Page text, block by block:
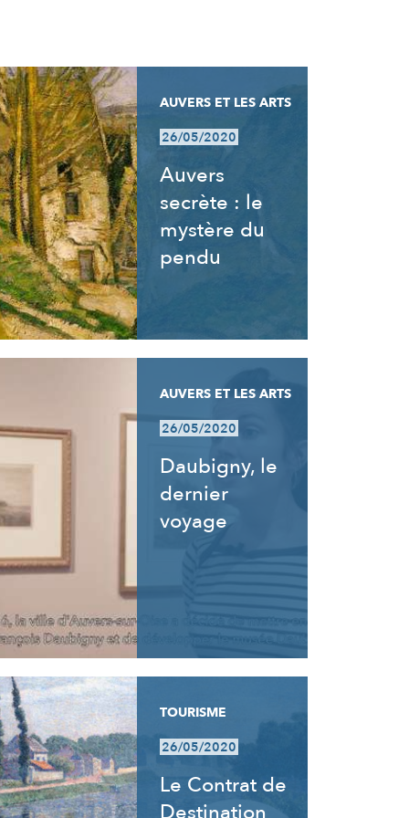
AUVERS ET LES ARTS
26/05/2020
Auvers
secrète : le
mystère du
pendu
AUVERS ET LES ARTS
26/05/2020
Daubigny, le
dernier
voyage
TOURISME
26/05/2020
Le Contrat de
Destination